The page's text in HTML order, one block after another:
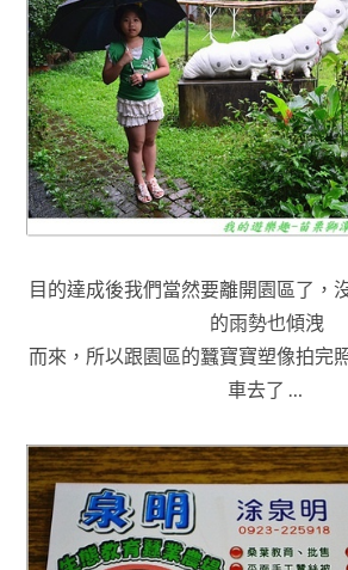
目的達成後我們當然要離開園區了 ，
的雨勢也傾洩
而來 ，所以跟園區的蠶寶寶塑像拍完
車去了 …